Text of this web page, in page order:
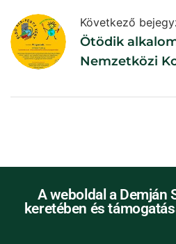
Következő
Ötödik
Nemzetközi
A weboldal a Demján
keretében és